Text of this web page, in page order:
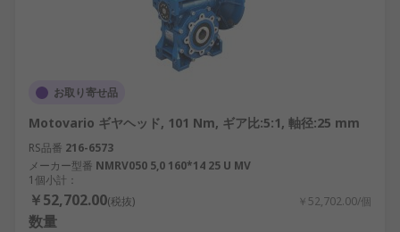
お取り寄せ品
Motovario ギヤヘッド, 101 Nm, ギア比:5:1, 軸径:25 mm
RS品番 216-6573
メーカー型番 NMRV050 5,0 160*14 25 U MV
1個小計：
￥52,702.00(税抜) ￥52,702.00/個
数量